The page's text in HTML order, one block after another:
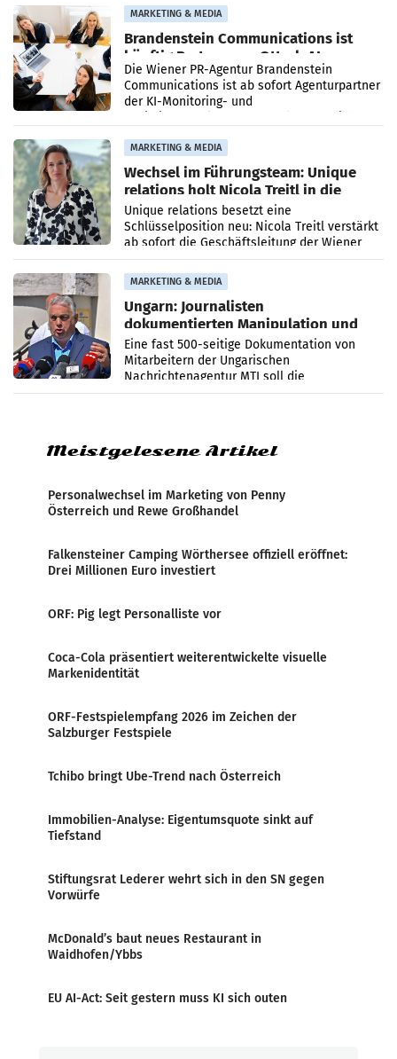
MARKETING & MEDIA
Brandenstein Communications ist
künftig Partner von OtterlyAI
Die Wiener PR-Agentur Brandenstein
Communications ist ab sofort Agenturpartner
der KI-Monitoring- und
MARKETING & MEDIA
Wechsel im Führungsteam: Unique
relations holt Nicola Treitl in die
Geschäftsleitung
Unique relations besetzt eine
Schlüsselposition neu: Nicola Treitl verstärkt
ab sofort die Geschäftsleitung der Wiener
PR-Agentur an der Seite von Josef Kalina und
Anna Kalina-Mahr.
MARKETING & MEDIA
Ungarn: Journalisten
dokumentierten Manipulation und
Zensur
Eine fast 500-seitige Dokumentation von
Mitarbeitern der Ungarischen
Nachrichtenagentur MTI soll die
systematische Nachrichten-Manipulation und
Meistgelesene Artikel
Personalwechsel im Marketing von Penny
Österreich und Rewe Großhandel
Falkensteiner Camping Wörthersee offiziell eröffnet:
Drei Millionen Euro investiert
ORF: Pig legt Personalliste vor
Coca-Cola präsentiert weiterentwickelte visuelle
Markenidentität
ORF-Festspielempfang 2026 im Zeichen der
Salzburger Festspiele
Tchibo bringt Ube-Trend nach Österreich
Immobilien-Analyse: Eigentumsquote sinkt auf
Tiefstand
Stiftungsrat Lederer wehrt sich in den SN gegen
Vorwürfe
McDonald’s baut neues Restaurant in
Waidhofen/Ybbs
EU AI-Act: Seit gestern muss KI sich outen